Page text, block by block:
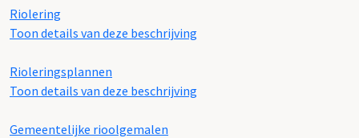
Riolering
Toon details van deze beschrijving
Rioleringsplannen
Toon details van deze beschrijving
Gemeentelijke rioolgemalen